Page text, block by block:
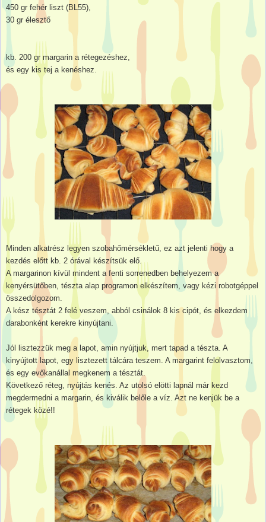
450 gr fehér liszt (BL55),
30 gr élesztő
kb. 200 gr margarin a rétegezéshez,
és egy kis tej a kenéshez.
Minden alkatrész legyen szobahőmérsékletű, ez azt jelenti hogy a
kezdés előtt kb. 2 órával készítsük elő.
A margarinon kívül mindent a fenti sorrenedben behelyezem a
kenyérsütőben, tészta alap programon elkészítem, vagy kézi robotgéppel
összedolgozom.
A kész tésztát 2 felé veszem, abból csinálok 8 kis cipót, és elkezdem
darabonként kerekre kinyújtani.
Jól lisztezzük meg a lapot, amin nyújtjuk, mert tapad a tészta. A
kinyújtott lapot, egy lisztezett tálcára teszem. A margarint felolvasztom,
és egy evőkanállal megkenem a tésztát.
Következő réteg, nyújtás kenés. Az utolsó elötti lapnál már kezd
megdermedni a margarin, és kiválik belőle a víz. Azt ne kenjük be a
rétegek közé!!